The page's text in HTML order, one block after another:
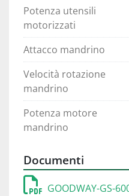
Potenza utensili
motorizzati
Attacco mandrino
Velocità rotazione
mandrino
Potenza motore
mandrino
Documenti
GOODWAY-GS-